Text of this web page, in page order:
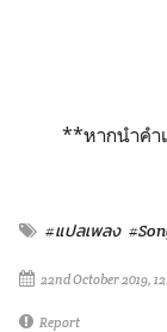
**หากนำคำ
#แปลเพลง
22nd October 2019,
Report